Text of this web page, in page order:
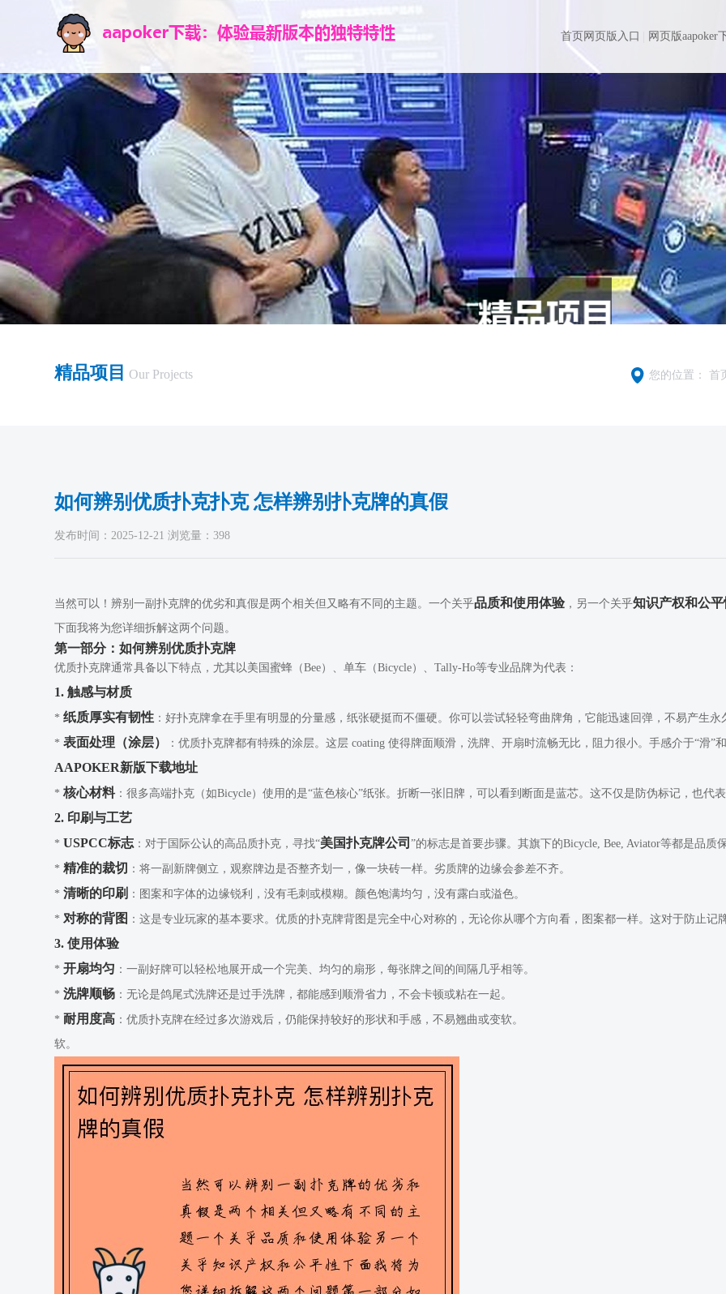
首页网页版入口 网页版aapoker
精品项目 Our Projects 您的位置： 首
如何辨别优质扑克扑克 怎样辨别扑克牌的真假
发布时间：2025-12-21 浏览量：398
当然可以！辨别一副扑克牌的优劣和真假是两个相关但又略有不同的主题。一个关乎品质和使用体验 ，另一个关乎知识产权和公
下面我将为您详细拆解这两个问题。
第一部分：如何辨别优质扑克牌
优质扑克牌通常具备以下特点，尤其以美国蜜蜂（Bee）、单车（Bicycle）、Tally-Ho等专业品牌为代表：
1. 触感与材质
*纸质厚实有韧性 ：好扑克牌拿在手里有明显的分量感，纸张硬挺而不僵硬。你可以尝试轻轻弯曲牌角，它能迅速回弹，不易产生永
*表面处理（涂层） ：优质扑克牌都有特殊的涂层。这层 coating 使得牌面顺滑，洗牌、开扇时流畅无比，阻力很小。手感介于“滑”
AAPOKER新版下载地址
*核心材料：很多高端扑克（如Bicycle）使用的是“蓝色核心”纸张。折断一张旧牌，可以看到断面是蓝芯。这不仅是防伪标记，也代
2. 印刷与工艺
* USPCC标志：对于国际公认的高品质扑克，寻找“美国扑克牌公司”的标志是首要步骤。其旗下的Bicycle, Bee, Aviator等都是品
*精准的裁切 ：将一副新牌侧立，观察牌边是否整齐划一，像一块砖一样。劣质牌的边缘会参差不齐。
*清晰的印刷 ：图案和字体的边缘锐利，没有毛刺或模糊。颜色饱满均匀，没有露白或溢色。
*对称的背图 ：这是专业玩家的基本要求。优质的扑克牌背图是完全中心对称的，无论你从哪个方向看，图案都一样。这对于防止记
3. 使用体验
*开扇均匀 ：一副好牌可以轻松地展开成一个完美、均匀的扇形，每张牌之间的间隔几乎相等。
*洗牌顺畅 ：无论是鸽尾式洗牌还是过手洗牌，都能感到顺滑省力，不会卡顿或粘在一起。
* 耐用度高 ：优质扑克牌在经过多次游戏后，仍能保持较好的形状和手感，不易翘曲或变软。
软。